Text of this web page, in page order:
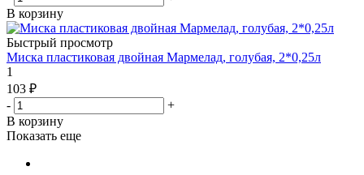
В корзину
Быстрый просмотр
Миска пластиковая двойная Мармелад, голубая, 2*0,25л
1
103 ₽
-
+
В корзину
Показать еще